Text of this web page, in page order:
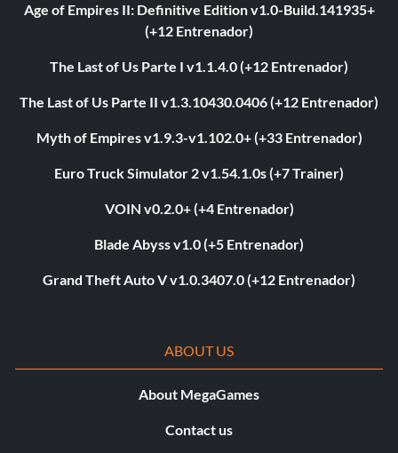
Age of Empires II: Definitive Edition v1.0-Build.141935+
(+12 Entrenador)
The Last of Us Parte I v1.1.4.0 (+12 Entrenador)
The Last of Us Parte II v1.3.10430.0406 (+12 Entrenador)
Myth of Empires v1.9.3-v1.102.0+ (+33 Entrenador)
Euro Truck Simulator 2 v1.54.1.0s (+7 Trainer)
VOIN v0.2.0+ (+4 Entrenador)
Blade Abyss v1.0 (+5 Entrenador)
Grand Theft Auto V v1.0.3407.0 (+12 Entrenador)
ABOUT US
About MegaGames
Contact us